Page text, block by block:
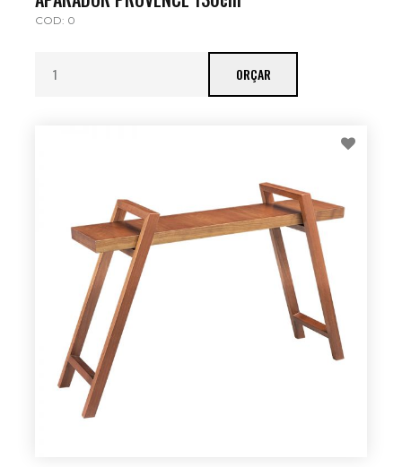
COD: 0
ORÇAR